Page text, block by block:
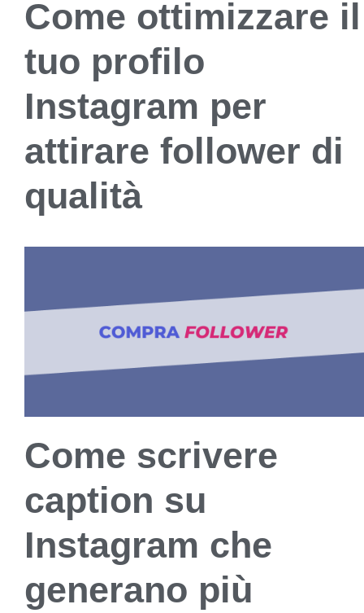
Come ottimizzare il
tuo profilo
Instagram per
attirare follower di
qualità
Come scrivere
caption su
Instagram che
generano più